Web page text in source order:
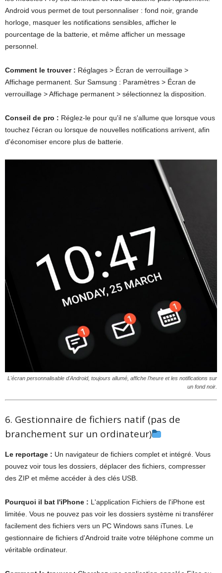
Android vous permet de tout personnaliser : fond noir, grande
horloge, masquer les notifications sensibles, afficher le
pourcentage de la batterie, et même afficher un message
personnel.
Comment le trouver : Réglages > Écran de verrouillage >
Affichage permanent. Sur Samsung : Paramètres > Écran de
verrouillage > Affichage permanent > sélectionnez la disposition.
Conseil de pro : Réglez-le pour qu'il ne s'allume que lorsque vous
touchez l'écran ou lorsque de nouvelles notifications arrivent, afin
d'économiser encore plus de batterie.
L'écran personnalisable d'Android, toujours allumé, affiche l'heure et les notifications sur
un fond noir.
6. Gestionnaire de fichiers natif (pas de
branchement sur un ordinateur)
Le reportage : Un navigateur de fichiers complet et intégré. Vous
pouvez voir tous les dossiers, déplacer des fichiers, compresser
des ZIP et même accéder à des clés USB.
Pourquoi il bat l'iPhone : L'application Fichiers de l'iPhone est
limitée. Vous ne pouvez pas voir les dossiers système ni transférer
facilement des fichiers vers un PC Windows sans iTunes. Le
gestionnaire de fichiers d'Android traite votre téléphone comme un
véritable ordinateur.